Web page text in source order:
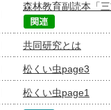
森林教育副読本「
共同研究とは
松くい虫page3
松くい虫page1